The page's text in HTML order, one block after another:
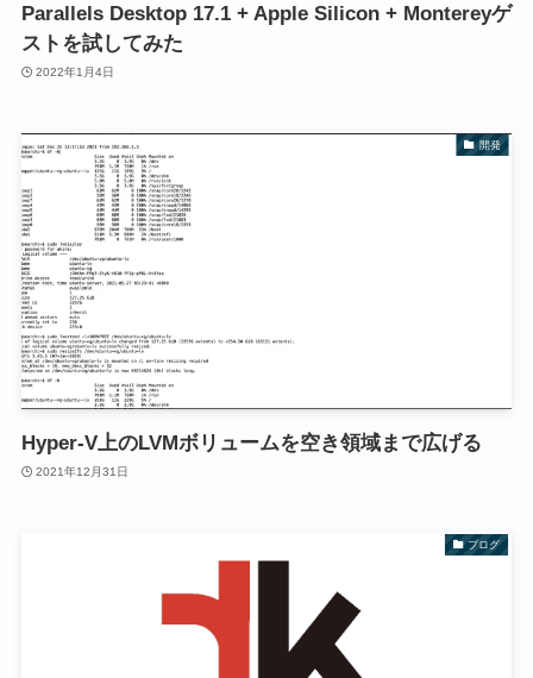
Parallels Desktop 17.1 + Apple Silicon + Montereyゲ
ストを試してみた
2022年1月4日
開発
Hyper-V上のLVMボリュームを空き領域まで広げる
2021年12月31日
ブログ